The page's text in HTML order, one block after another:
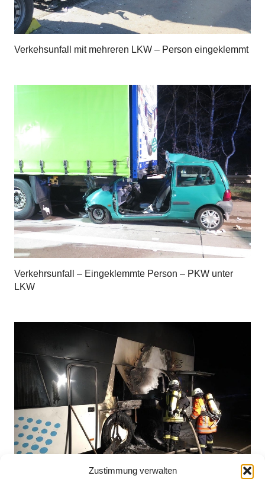
Zustimmung verwalten
Verkehsunfall mit mehreren LKW – Person eingeklemmt
Verkehrsunfall – Eingeklemmte Person – PKW unter
LKW